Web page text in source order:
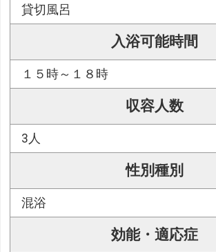
貸切風呂
入浴可能時間
１５時～１８時
収容人数
3人
性別種別
混浴
効能・適応症